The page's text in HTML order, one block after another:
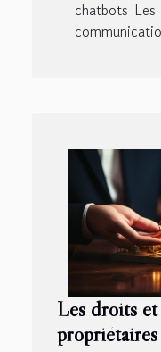
chatbots
Les droits